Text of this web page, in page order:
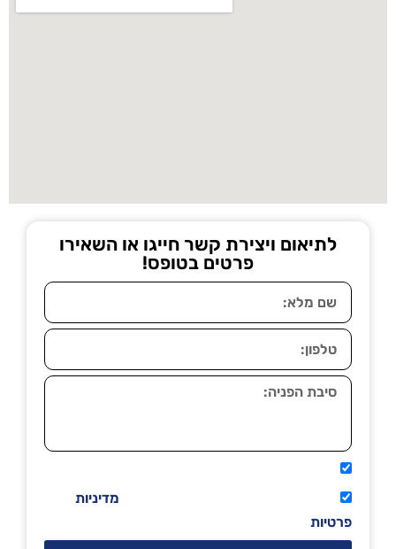
לתיאום ויצירת קשר חייגו או השאירו
פרטים בטופס!
מדיניות
פרטיות